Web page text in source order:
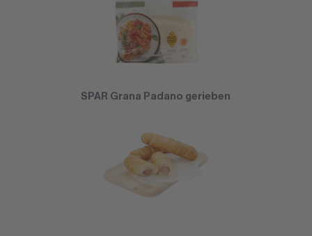
SPAR Grana Padano gerieben